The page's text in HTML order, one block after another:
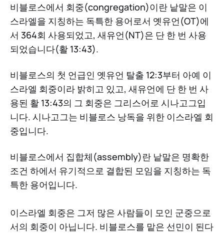
비블로스에서 회중(congregation)이란 낱말은 이
스라엘을 지칭하는 독특한 용어로서 옛유언(OT)에
서 364회 사용되었고, 새유언(NT)은 단 한 번 사용
되었습니다(활 13:43).
비블로스의 첫 언급인 옛유언 탈출 12:3부터 아예 이
스라엘 회중이라 밝히고 있고, 새유언에 단 한 번 사
용된 활 13:43의 그 회중은 그리스어로 시나고그입
니다. 시나고그는 비블로스 낭독을 위한 이스라엘 회
중입니다.
비블로스에서 집합체(assembly)란 낱말은 명확한
조건 하에서 유기적으로 결합된 모임을 지칭하는 독
특한 용어입니다.
이스라엘 회중은 그저 많은 사람들이 모인 군중으로
서의 회중이 아닙니다. 비블로스를 맡은 선민이 된다